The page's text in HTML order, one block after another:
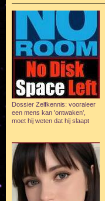
Dossier Zelfkennis: vooraleer
een mens kan 'ontwaken',
moet hij weten dat hij slaapt